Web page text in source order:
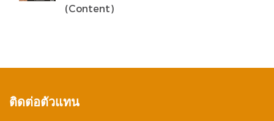
(Content)
ติดต่อตัวแทน